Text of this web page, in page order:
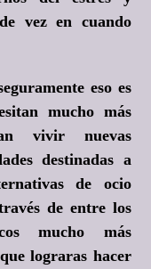
vez en cuando
eso es
mucho más
vivir nuevas
destinadas a
de ocio
de entre los
mucho más
lograras hacer